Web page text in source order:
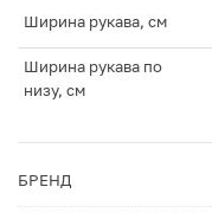
Ширина рукава, см
Ширина рукава по
низу, см
БРЕНД